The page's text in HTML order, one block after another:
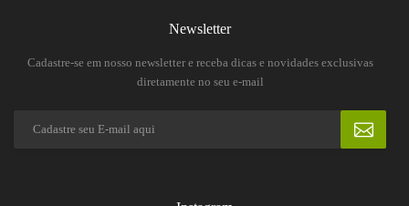
Newsletter
Cadastre-se em nosso newsletter e receba dicas e novidades exclusivas
diretamente no seu e-mail